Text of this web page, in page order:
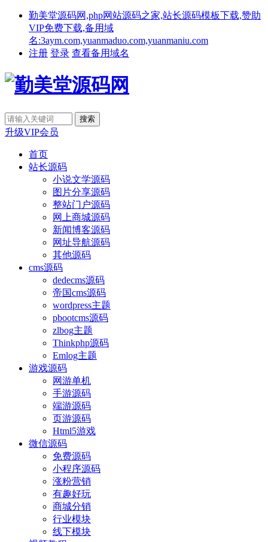
勤美堂源码网,php网站源码之家,站长源码模板下载,赞助
VIP免费下载,备用域
名:3aym.com,yuanmaduo.com,yuanmaniu.com
注册 登录 查看备用域名
升级VIP会员
首页
站长源码
小说文学源码
图片分享源码
整站门户源码
网上商城源码
新闻博客源码
网址导航源码
其他源码
cms源码
dedecms源码
帝国cms源码
wordpress主题
pbootcms源码
zlbog主题
Thinkphp源码
Emlog主题
游戏源码
网游单机
手游源码
端游源码
页游源码
Html5游戏
微信源码
免费源码
小程序源码
涨粉营销
有趣好玩
商城分销
行业模块
线下模块